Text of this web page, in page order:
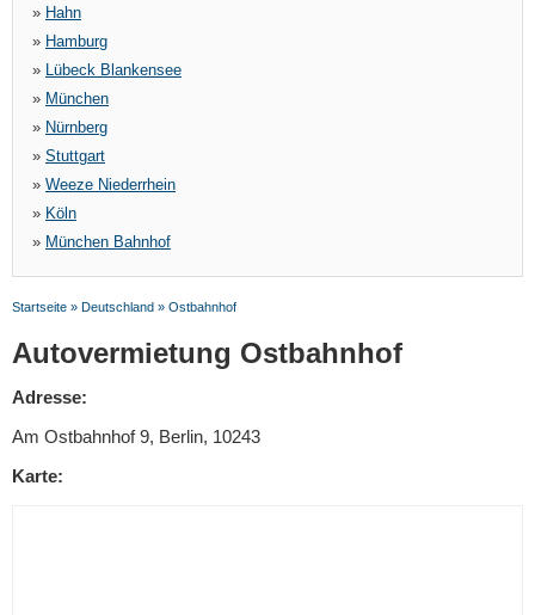
» Hahn
» Hamburg
» Lübeck Blankensee
» München
» Nürnberg
» Stuttgart
» Weeze Niederrhein
» Köln
» München Bahnhof
Startseite » Deutschland » Ostbahnhof
Autovermietung Ostbahnhof
Adresse:
Am Ostbahnhof 9, Berlin, 10243
Karte: